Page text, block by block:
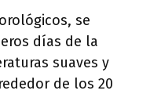
se
días de la
suaves y
de los 20